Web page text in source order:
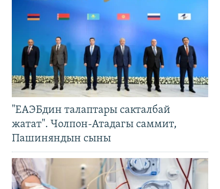
"ЕАЭБдин талаптары сакталбай
жатат". Чолпон-Атадагы саммит,
Пашиняндын сыны